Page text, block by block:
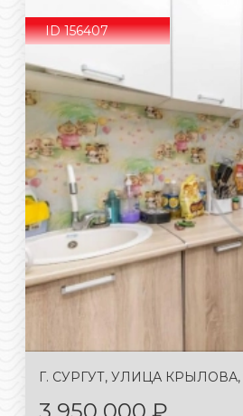
ID 156407
Г. СУРГУТ, УЛИЦА КРЫЛОВА,